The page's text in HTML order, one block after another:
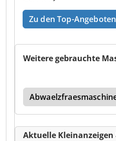
Zu den Top-Angeboten
Weitere gebrauchte
Aktuelle Kleinanzeigen